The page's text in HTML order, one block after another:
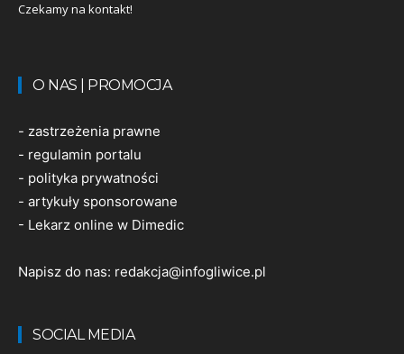
Czekamy na kontakt!
O NAS | PROMOCJA
- zastrzeżenia prawne
- regulamin portalu
- polityka prywatności
- artykuły sponsorowane
- Lekarz online w Dimedic
Napisz do nas: redakcja@infogliwice.pl
SOCIAL MEDIA